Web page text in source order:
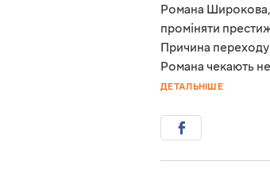
Романа Широкова,
проміняти
Причина переходу
Романа чекають
ДЕТАЛЬНІШЕ